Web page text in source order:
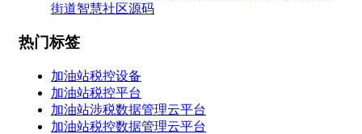
街道智慧社区源码
热门标签
加油站税控设备
加油站税控平台
加油站涉税数据管理云平台
加油站税控数据管理云平台